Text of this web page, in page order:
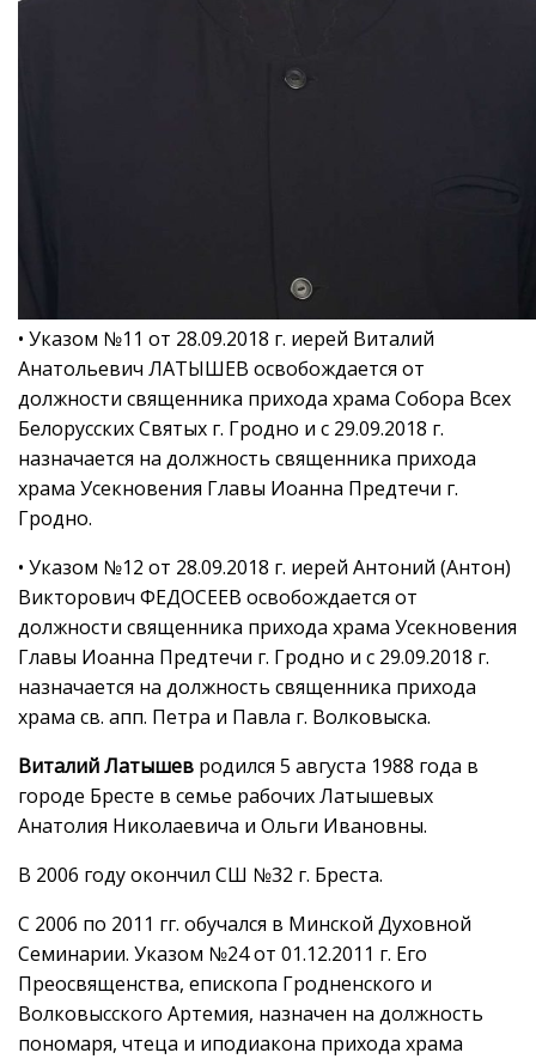
• Указом №11 от 28.09.2018 г. иерей Виталий
Анатольевич ЛАТЫШЕВ освобождается от
должности священника прихода храма Собора Всех
Белорусских Святых г. Гродно и с 29.09.2018 г.
назначается на должность священника прихода
храма Усекновения Главы Иоанна Предтечи г.
Гродно.
• Указом №12 от 28.09.2018 г. иерей Антоний (Антон)
Викторович ФЕДОСЕЕВ освобождается от
должности священника прихода храма Усекновения
Главы Иоанна Предтечи г. Гродно и с 29.09.2018 г.
назначается на должность священника прихода
храма св. апп. Петра и Павла г. Волковыска.
Виталий Латышев родился 5 августа 1988 года в
городе Бресте в семье рабочих Латышевых
Анатолия Николаевича и Ольги Ивановны.
В 2006 году окончил СШ №32 г. Бреста.
С 2006 по 2011 гг. обучался в Минской Духовной
Семинарии. Указом №24 от 01.12.2011 г. Его
Преосвященства, епископа Гродненского и
Волковысского Артемия, назначен на должность
пономаря, чтеца и иподиакона прихода храма